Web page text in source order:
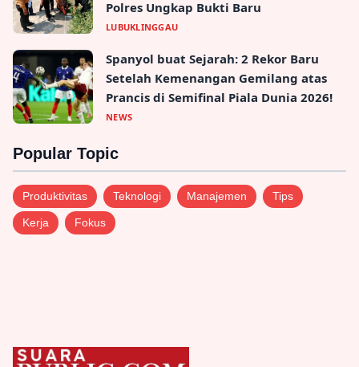
Barcelona Perketat Aturan Wisata: Pajak
Turis Melonjak Dua Kali Lipat demi
Selamatkan Hunian Warga
News - 15, Mar, 2026, 08:00:00
Gajah Sumatra Turun Tangan: Bersihkan